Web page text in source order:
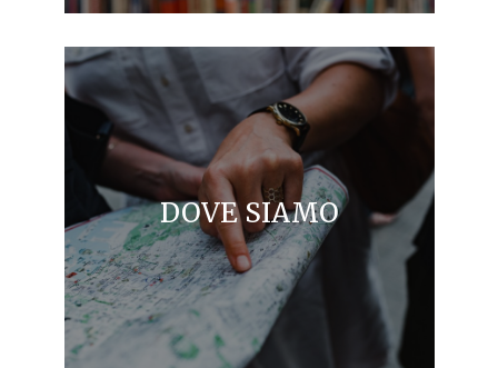
DOVE SIAMO